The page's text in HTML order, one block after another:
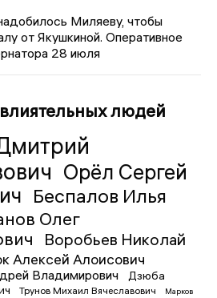
Миляеву, чтобы
от Якушкиной. Оперативное
28 июля
людей
Орёл Сергей
Беспалов Илья
Олег
Воробьев Николай
Алексей Алоисович
Владимирович
Дзюба
Трунов Михаил Вячеславович
Марков